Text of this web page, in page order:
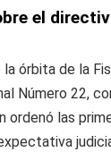
el
la órbita de la
Número 22,
ordenó las